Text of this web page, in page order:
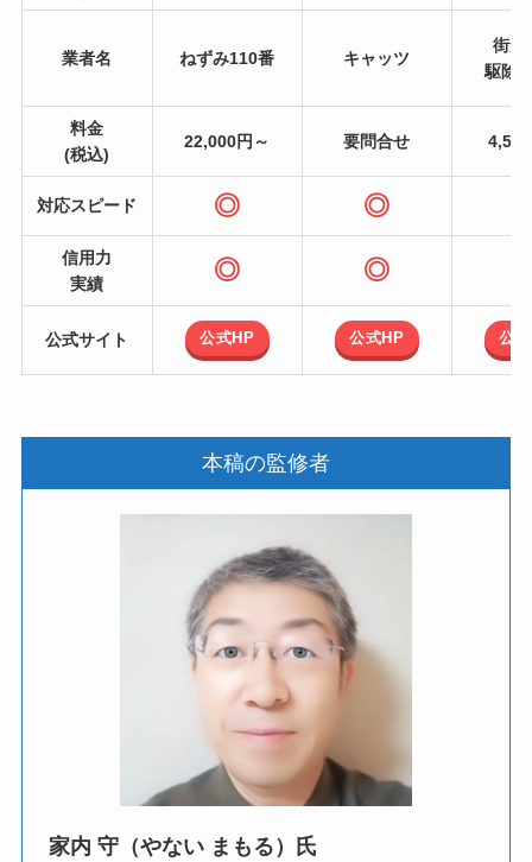
業者名 ねずみ110番 キャッツ
街角
駆除
料金
(税込)
22,000円～ 要問合せ
対応スピード ◎ ◎
信用力
実績
◎ ◎
公式サイト 公式HP 公式HP 公
本稿の監修者
家内 守（やない まもる）氏